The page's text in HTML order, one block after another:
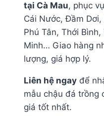
tại Cà Mau, phục
Cái Nước, Đầm
Phú Tân, Thới
Minh… Giao hàng
lượng, giá hợp lý.
Liên hệ ngay để
mẫu chậu đá trồng
giá tốt nhất.